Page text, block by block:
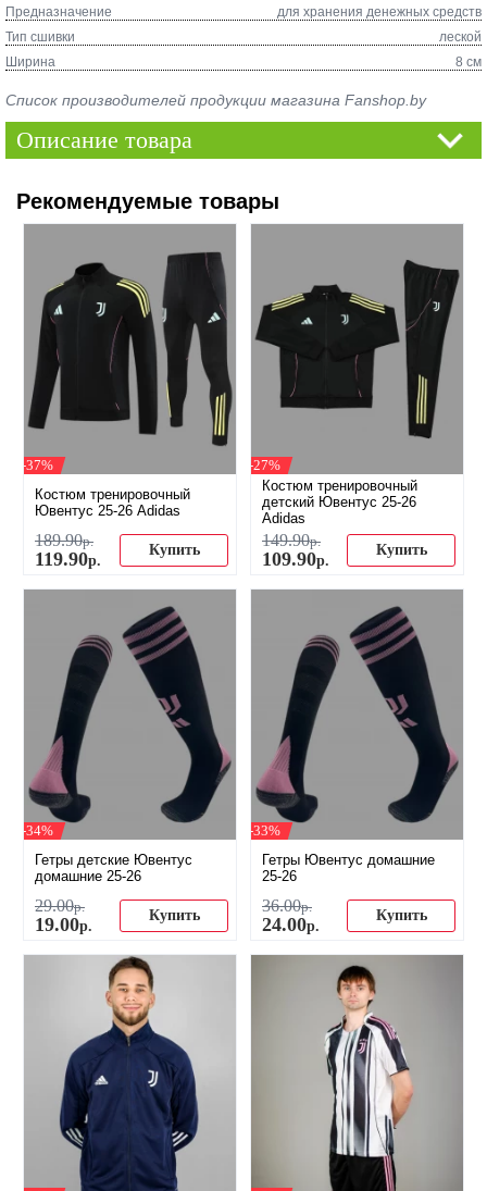
Предназначение
для хранения денежных средств
Тип сшивки
леской
Ширина
8 см
Список производителей продукции магазина Fanshop.by
Описание товара
Рекомендуемые товары
-37%
Костюм тренировочный
Ювентус 25-26 Adidas
189.90р.
119.90р.
Купить
-27%
Костюм тренировочный
детский Ювентус 25-26
Adidas
149.90р.
109.90р.
Купить
-34%
Гетры детские Ювентус
домашние 25-26
29.00р.
19.00р.
Купить
-33%
Гетры Ювентус домашние
25-26
36.00р.
24.00р.
Купить